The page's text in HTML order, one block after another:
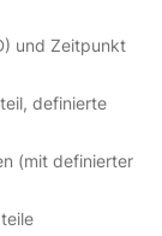
und Zeitpunkt
definierte
(mit definierter